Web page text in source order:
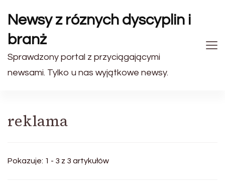
Newsy z róznych dyscyplin i
branż
Sprawdzony portal z przyciągającymi
newsami. Tylko u nas wyjątkowe newsy.
reklama
Pokazuje: 1 - 3 z 3 artykułów